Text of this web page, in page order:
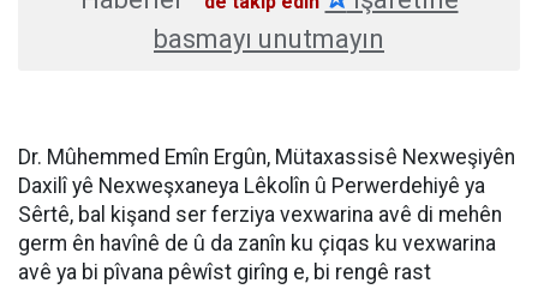
UYARI:Küfür, hakaret, rencide edici cümleler veya imalar, inançlara saldırı
içeren, imla kuralları ile yazılmamış,
Türkçe karakter kullanılmayan ve büyük harflerle yazılmış yorumlar
onaylanmamaktadır.